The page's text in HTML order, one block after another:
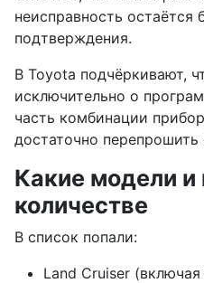
неисправность остаётся
подтверждения.
В Toyota подчёркивают,
исключительно о
часть комбинации
достаточно перепрошить
Какие модели и
количестве
В список попали:
Land Cruiser